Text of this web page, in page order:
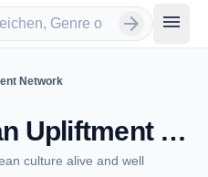
arrow_forward menu
Network
Caribbean Upliftment Network
culture alive and well